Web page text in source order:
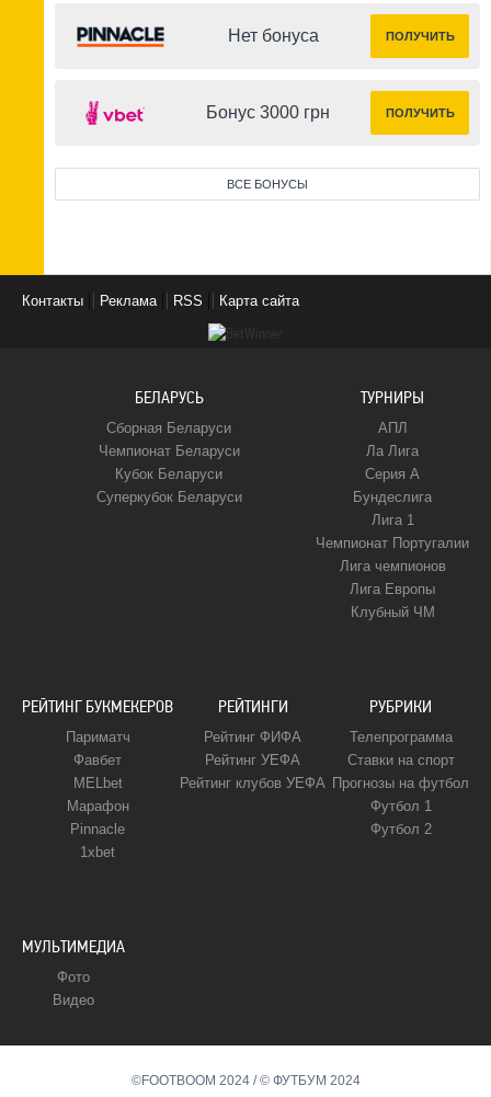
Нет бонуса ПОЛУЧИТЬ
Бонус 3000 грн ПОЛУЧИТЬ
ВСЕ БОНУСЫ
Контакты Реклама RSS Карта сайта
БЕЛАРУСЬ
Сборная Беларуси
Чемпионат Беларуси
Кубок Беларуси
Суперкубок Беларуси
ТУРНИРЫ
АПЛ
Ла Лига
Серия А
Бундеслига
Лига 1
Чемпионат Португалии
Лига чемпионов
Лига Европы
Клубный ЧМ
РЕЙТИНГ БУКМЕКЕРОВ
Париматч
Фавбет
MELbet
Марафон
Pinnacle
1xbet
РЕЙТИНГИ
Рейтинг ФИФА
Рейтинг УЕФА
Рейтинг клубов УЕФА
РУБРИКИ
Телепрограмма
Ставки на спорт
Прогнозы на футбол
Футбол 1
Футбол 2
МУЛЬТИМЕДИА
Фото
Видео
©FOOTBOOM 2024 / © ФУТБУМ 2024